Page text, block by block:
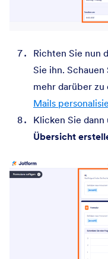
Richten Sie nun
Sie ihn.
mehr darüber zu
Mails
Klicken Sie
Übersicht